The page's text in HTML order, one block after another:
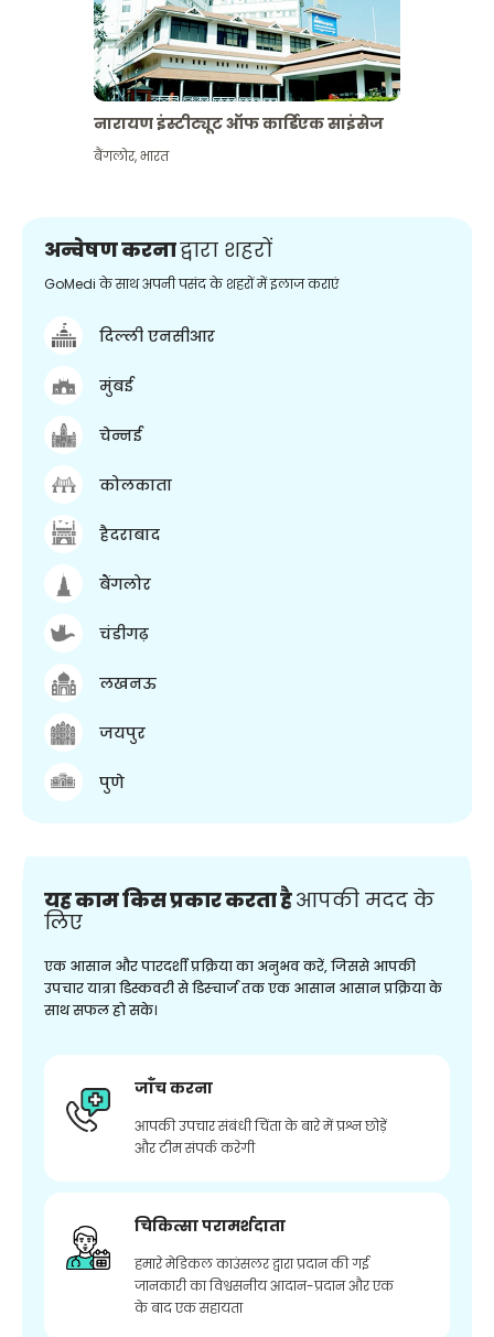
नारायण इंस्टीट्यूट ऑफ कार्डिएक साइंसेज
बैंगलोर,भारत
अन्वेषण करनाद्वारा शहरों
GoMedi के साथ अपनी पसंद के शहरों में इलाज कराएं
दिल्ली एनसीआर
मुंबई
चेन्नई
कोलकाता
हैदराबाद
बैंगलोर
चंडीगढ़
लखनऊ
जयपुर
पुणे
यह काम किस प्रकार करता हैआपकी मदद के
लिए
एक आसान और पारदर्शी प्रक्रिया का अनुभव करें, जिससे आपकी
उपचार यात्रा डिस्कवरी से डिस्चार्ज तक एक आसान आसान प्रक्रिया के
साथ सफल हो सके।
जाँच करना
आपकी उपचार संबंधी चिंता के बारे में प्रश्न छोड़ें
और टीम संपर्क करेगी
चिकित्सा परामर्शदाता
हमारे मेडिकल काउंसलर द्वारा प्रदान की गई
जानकारी का विश्वसनीय आदान-प्रदान और एक
के बाद एक सहायता